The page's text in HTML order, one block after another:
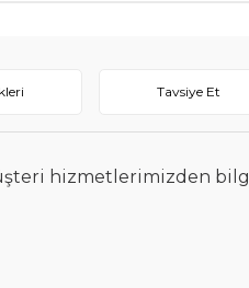
Tavsiye Et
hizmetlerimizden